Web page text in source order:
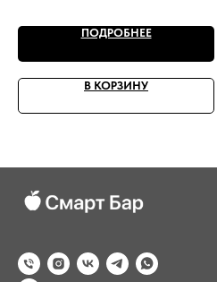
ПОДРОБНЕЕ
В КОРЗИНУ